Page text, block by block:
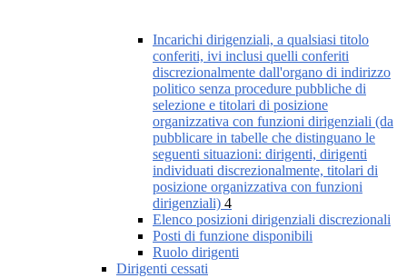
Incarichi dirigenziali, a qualsiasi titolo
conferiti, ivi inclusi quelli conferiti
discrezionalmente dall'organo di indirizzo
politico senza procedure pubbliche di
selezione e titolari di posizione
organizzativa con funzioni dirigenziali (da
pubblicare in tabelle che distinguano le
seguenti situazioni: dirigenti, dirigenti
individuati discrezionalmente, titolari di
posizione organizzativa con funzioni
dirigenziali) 4
Elenco posizioni dirigenziali discrezionali
Posti di funzione disponibili
Ruolo dirigenti
Dirigenti cessati